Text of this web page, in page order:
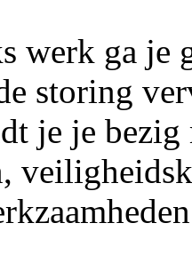
werk ga je
storing
je je